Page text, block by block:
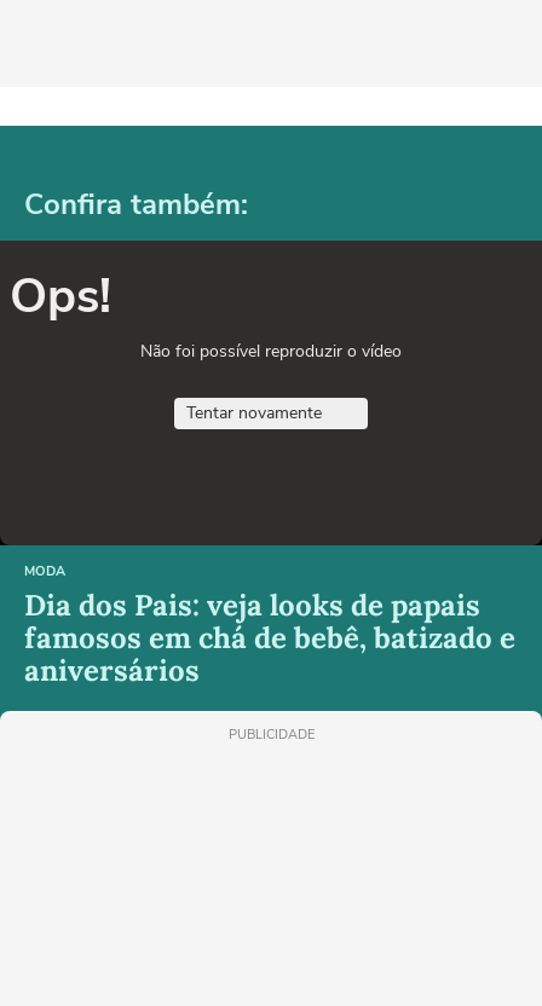
Confira também:
Ops!
Não foi possível reproduzir o vídeo
Tentar novamente
MODA
Dia dos Pais: veja looks de papais
famosos em chá de bebê, batizado e
aniversários
PUBLICIDADE